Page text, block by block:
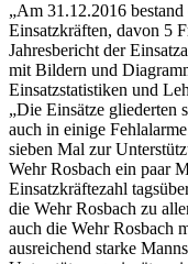
„Am 31.12.2016
Einsatzkräften, davon 5
Jahresbericht der
mit Bildern und
Einsatzstatistiken und
„Die Einsätze gliederten
auch in einige
sieben Mal zur
Wehr Rosbach ein paar
Einsatzkräftezahl
die Wehr Rosbach zu
auch die Wehr Rosbach
ausreichend starke